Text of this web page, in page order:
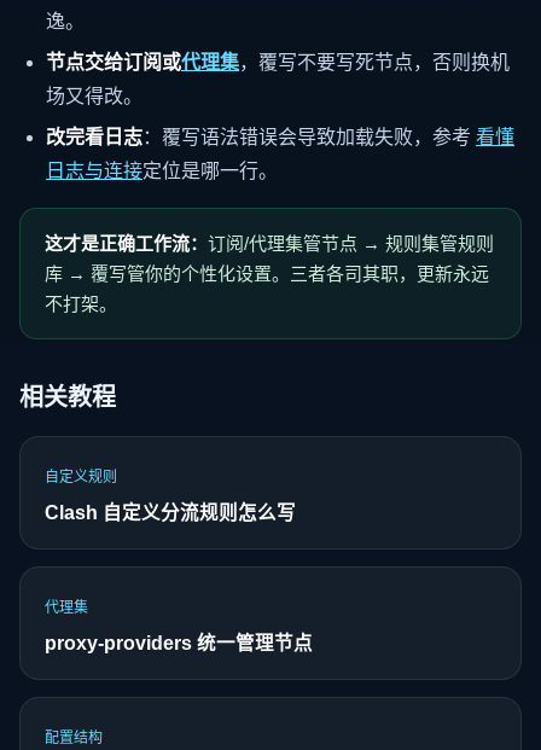
逸。
节点交给订阅或代理集，覆写不要写死节点，否则换机
场又得改。
改完看日志：覆写语法错误会导致加载失败，参考 看懂
日志与连接定位是哪一行。
这才是正确工作流： 订阅/代理集管节点 → 规则集管规则
库 → 覆写管你的个性化设置。三者各司其职，更新永远
不打架。
相关教程
自定义规则
Clash 自定义分流规则怎么写
代理集
proxy-providers 统一管理节点
配置结构